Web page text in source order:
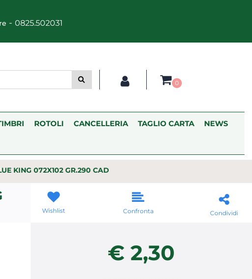
- 0825.502031
0
ROTOLI CANCELLERIA TAGLIO CARTA NEWS
KING 072X102 GR.290 CAD
Wishlist Confronta Condividi
€ 2,30